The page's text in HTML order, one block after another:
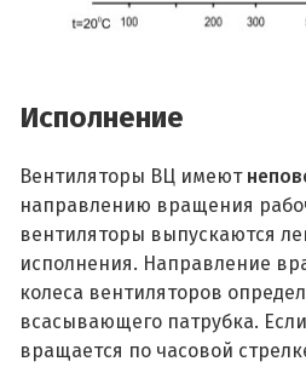
Исполнение
Вентиляторы ВЦ имеют
направлению вращения
вентиляторы выпускаются
исполнения. Направление
колеса вентиляторов
всасывающего патрубка.
вращается по часовой